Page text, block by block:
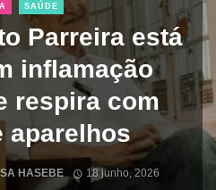
SAÚDE
Parreira está
inflamação
respira com
aparelhos
HASEBE 18 junho, 2026